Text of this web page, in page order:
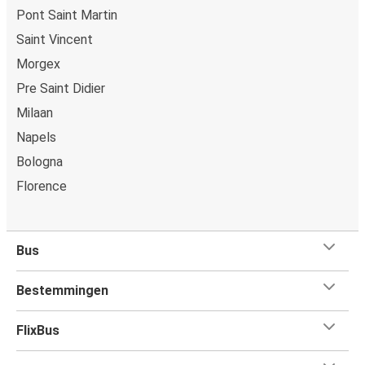
Pont Saint Martin
Saint Vincent
Morgex
Pre Saint Didier
Milaan
Napels
Bologna
Florence
Bus
Bestemmingen
FlixBus